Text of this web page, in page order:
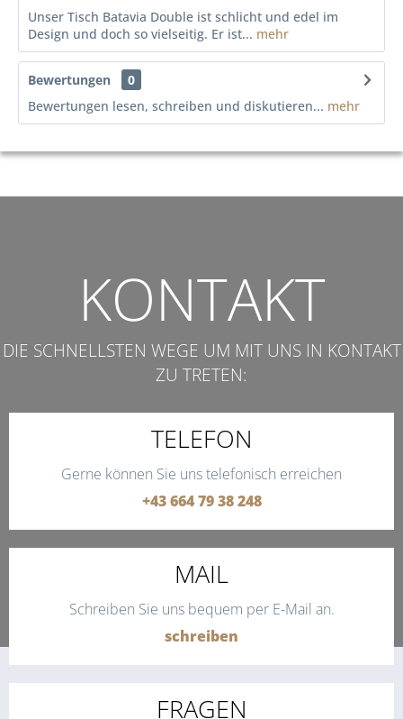
Unser Tisch Batavia Double ist schlicht und edel im
Design und doch so vielseitig. Er ist... mehr
Bewertungen
0
Bewertungen lesen, schreiben und diskutieren... mehr
KONTAKT
DIE SCHNELLSTEN WEGE UM MIT UNS IN KONTAKT
ZU TRETEN:
TELEFON
Gerne können Sie uns telefonisch erreichen
+43 664 79 38 248
MAIL
Schreiben Sie uns bequem per E-Mail an.
schreiben
FRAGEN